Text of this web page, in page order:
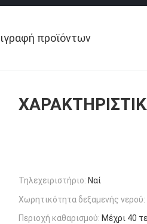
προϊόντων
Τηλεχειριστήριο: Ναί
Χωρητικότητα δεξαμενής νερού:
Περιοχή καθαρισμού: Μέχρι 40